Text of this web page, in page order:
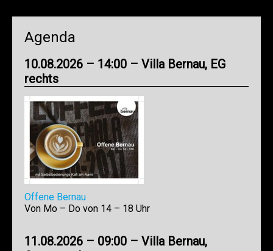
Agenda
10.08.2026 – 14:00 – Villa Bernau, EG
rechts
Offene Bernau
Von Mo – Do von 14 – 18 Uhr
11.08.2026 – 09:00 – Villa Bernau,